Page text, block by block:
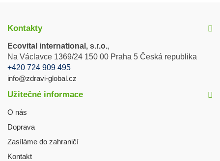
Kontakty
Ecovital international, s.r.o.,
Na Václavce 1369/24 150 00 Praha 5 Česká republika
+420 724 909 495
info@zdravi-global.cz
Užitečné informace
O nás
Doprava
Zasíláme do zahraničí
Kontakt